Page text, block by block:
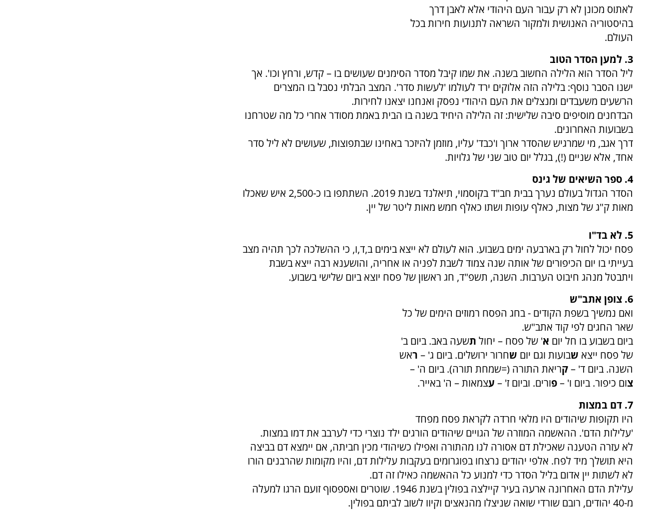
לאתוס מכונן לא רק עבור העם היהודי אלא לאבן דרך
בהיסטוריה האנושית ולמקור השראה לתנועות חירות בכל
העולם.
3. למען הסדר הטוב
ליל הסדר הוא הלילה החשוב בשנה. את שמו קיבל מסדר הסימנים שעושים בו – קדש, ורחץ וכו'. אך
ישנו הסבר נוסף: בלילה הזה אלוקים ירד לעולמו 'לעשות סדר'. המצב הבלתי נסבל בו המצרים
הרשעים משעבדים ומנצלים את העם היהודי נפסק ואנחנו יצאנו לחירות.
הבדחנים מוסיפים סיבה שלישית: זה הלילה היחיד בשנה בו הבית באמת מסודר אחרי כל מה שטרחנו
בשבועות האחרונים.
דרך אגב, מי שמרגיש שהסדר ארוך ו'כבד' עליו, מוזמן להיזכר באחינו שבתפוצות, שעושים לא ליל סדר
אחד, אלא שניים (!), בגלל יום טוב שני של גלויות.
4. ספר השיאים של גינס
הסדר הגדול בעולם נערך בבית חב"ד בקוסמוי, תיאלנד בשנת 2019. השתתפו בו כ-2,500 איש שאכלו
מאות ק"ג של מצות, כאלף עופות ושתו כאלף חמש מאות ליטר של יין.
5. לא בד"ו
פסח יכול לחול רק בארבעה ימים בשבוע. הוא לעולם לא ייצא בימים ב,ד,ו, כי ההשלכה לכך תהיה מצב
בעייתי בו יום הכיפורים של אותה שנה צמוד לשבת לפניה או אחריה, והושענא רבה ייצא בשבת
ויתבטל מנהג חיבוט הערבות. השנה, תשפ"ד, חג ראשון של פסח יוצא ביום שלישי בשבוע.
6. צופן אתב"ש
ואם נמשיך בשפת הקודים - בחג הפסח רמוזים הימים של כל
שאר החגים לפי קוד אתב"ש.
ביום בשבוע בו חל יום א' של פסח – יחול תשעה באב. ביום ב'
של פסח ייצא שבועות וגם יום שחרור ירושלים. ביום ג' – ראש
השנה. ביום ד' –קריאת התורה (=שמחת תורה). ביום ה' –
צום כיפור. ביום ו' –פורים. וביום ז' – עצמאות – ה' באייר.
7. דם במצות
היו תקופות שיהודים היו מלאי חרדה לקראת פסח מפחד
'עלילות הדם'. ההאשמה המוזרה של הגויים שיהודים הורגים ילד נוצרי כדי לערבב את דמו במצות.
לא עזרה הטענה שאכילת דם אסורה לנו מהתורה ואפילו כשיהודי מכין חביתה, אם יימצא דם בביצה
היא תושלך מיד לפח. אלפי יהודים נרצחו בפוגרומים בעקבות עלילות דם, והיו מקומות שהרבנים הורו
לא לשתות יין אדום בליל הסדר כדי למנוע כל ההאשמה כאילו זה דם.
עלילת הדם האחרונה ארעה בעיר קיילצה בפולין בשנת 1946. שוטרים ואספסוף זועם הרגו למעלה
מ-40 יהודים, רובם שורדי שואה שניצלו מהנאצים וקיוו לשוב לביתם בפולין.